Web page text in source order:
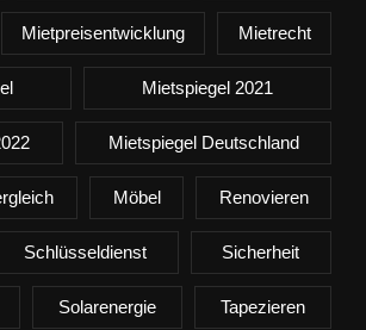
Mietpreisentwicklung Mietrecht
Mietspiegel 2021
Mietspiegel Deutschland
Möbel Renovieren
Schlüsseldienst Sicherheit
Solarenergie Tapezieren